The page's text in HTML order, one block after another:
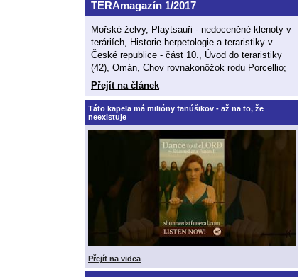
TERAmagazín 1/2017
Mořské želvy, Playtsauři - nedoceněné klenoty v
teráriích, Historie herpetologie a teraristiky v
České republice - část 10., Úvod do teraristiky
(42), Omán, Chov rovnakonôžok rodu Porcellio;
Přejít na článek
Táto kapela má milióny fanúšikov - až na to, že
neexistuje
Přejít na videa